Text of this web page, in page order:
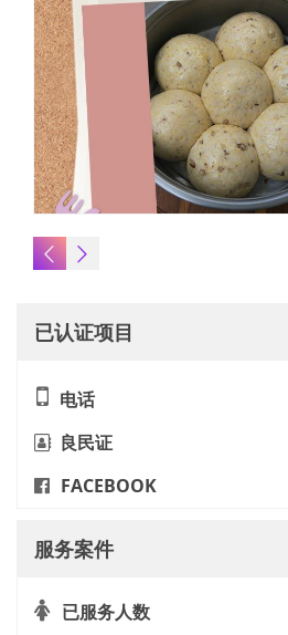
已认证项目
电话
良民证
FACEBOOK
服务案件
已服务人数